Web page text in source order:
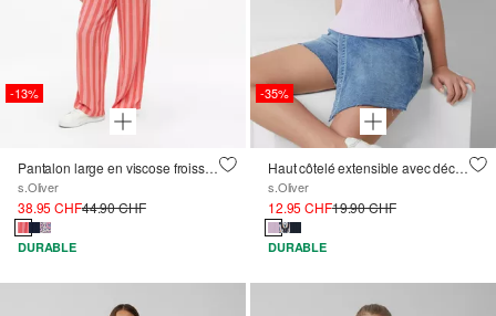
-13%
Pantalon large en viscose froissée
s.Oliver
38.95 CHF44.90 CHF
DURABLE
-35%
Haut côtelé extensible avec découpe
s.Oliver
12.95 CHF19.90 CHF
DURABLE